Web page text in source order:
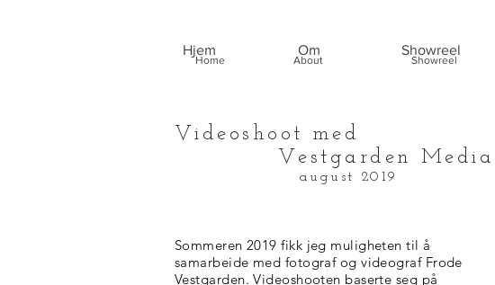
Home About Showreel
Hjem Om Showreel
Videoshoot med
Vestgarden Media
august 2019
Sommeren 2019 fikk jeg muligheten til å
samarbeide med fotograf og videograf Frode
Vestgarden. Videoshooten baserte seg på